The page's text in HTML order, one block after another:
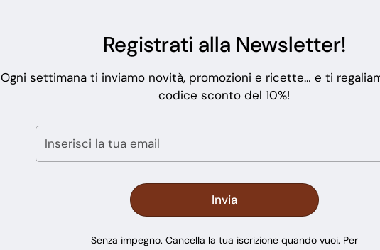
Registrati alla Newsletter!
Ogni settimana ti inviamo novità, promozioni e ricette… e ti
codice sconto del 10%!
Senza impegno. Cancella la tua iscrizione quando vuoi. Per